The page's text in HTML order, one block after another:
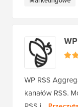
WP RSS
kanałów RSS.